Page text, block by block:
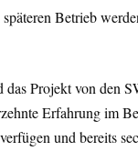
Betrieb
Projekt von den
Erfahrung im
und bereits